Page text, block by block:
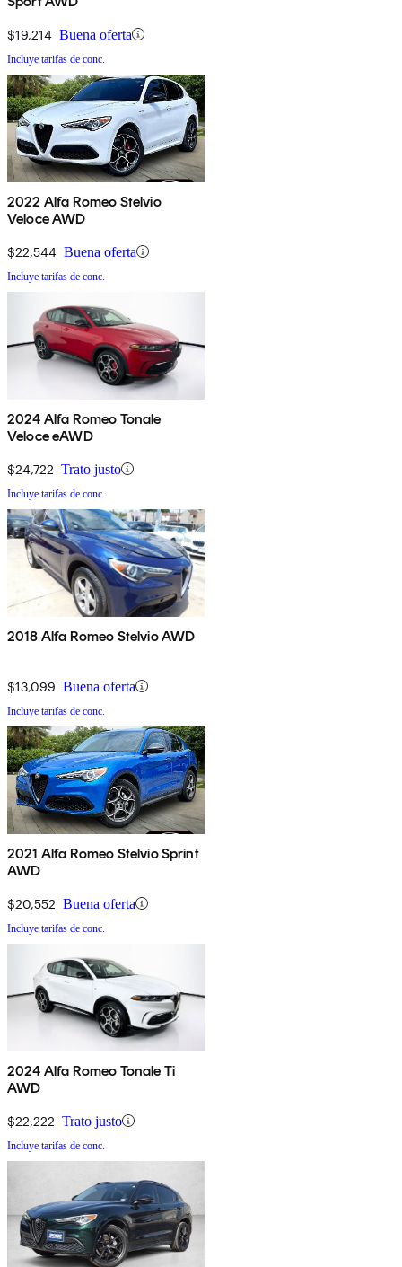
$19,214 Buena oferta
Incluye tarifas de conc.
2022 Alfa Romeo Stelvio
Veloce AWD
$22,544 Buena oferta
Incluye tarifas de conc.
2024 Alfa Romeo Tonale
Veloce eAWD
$24,722 Trato justo
Incluye tarifas de conc.
2018 Alfa Romeo Stelvio AWD
$13,099 Buena oferta
Incluye tarifas de conc.
2021 Alfa Romeo Stelvio Sprint
AWD
$20,552 Buena oferta
Incluye tarifas de conc.
2024 Alfa Romeo Tonale Ti
AWD
$22,222 Trato justo
Incluye tarifas de conc.